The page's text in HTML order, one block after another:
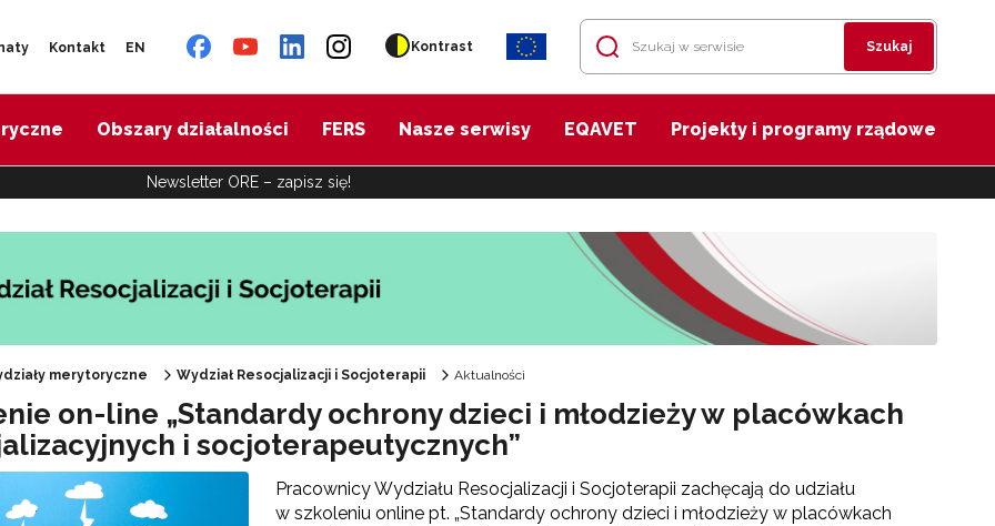
Kontakt EN Kontrast Szukaj
Obszary działalności FERS Nasze serwisy EQAVET Projekty i programy rządowe
Newsletter ORE – zapisz się!
merytoryczne Wydział Resocjalizacji i Socjoterapii Aktualności
on-line „Standardy ochrony dzieci i młodzieży w placówkach
i socjoterapeutycznych”
Pracownicy Wydziału Resocjalizacji i Socjoterapii zachęcają do udziału
w szkoleniu online pt. „Standardy ochrony dzieci i młodzieży w placówkach